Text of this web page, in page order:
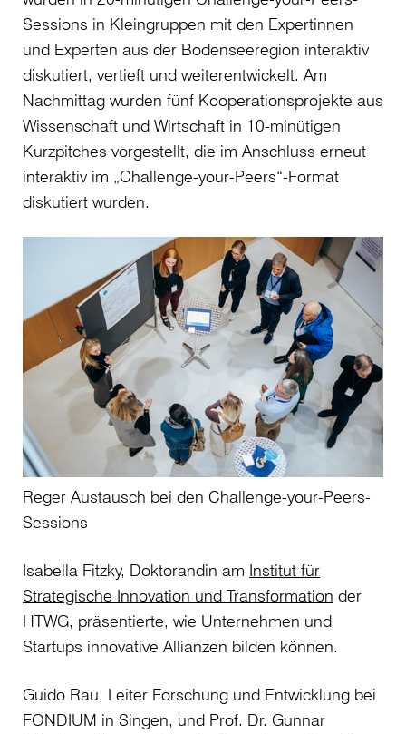
Sessions in Kleingruppen mit den Expertinnen
und Experten aus der Bodenseeregion interaktiv
diskutiert, vertieft und weiterentwickelt. Am
Nachmittag wurden fünf Kooperationsprojekte aus
Wissenschaft und Wirtschaft in 10-minütigen
Kurzpitches vorgestellt, die im Anschluss erneut
interaktiv im „Challenge-your-Peers“-Format
diskutiert wurden.
Reger Austausch bei den Challenge-your-Peers-
Sessions
Isabella Fitzky, Doktorandin am Institut für
Strategische Innovation und Transformation der
HTWG, präsentierte, wie Unternehmen und
Startups innovative Allianzen bilden können.
Guido Rau, Leiter Forschung und Entwicklung bei
FONDIUM in Singen, und Prof. Dr. Gunnar